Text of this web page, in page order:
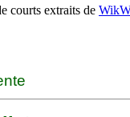
courts extraits de